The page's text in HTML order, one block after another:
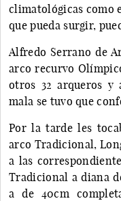
climatológicas como
que pueda surgir,
Alfredo Serrano de
arco recurvo
otros 32 arqueros y
mala se tuvo que
Por la tarde les
arco Tradicional,
a las
Tradicional a diana
a de 40cm